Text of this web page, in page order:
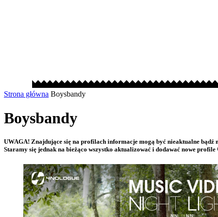
Strona główna Boysbandy
Boysbandy
UWAGA! Znajdujące się na profilach informacje mogą być nieaktualne bądź
Staramy się jednak na bieżąco wszystko aktualizować i dodawać nowe profile